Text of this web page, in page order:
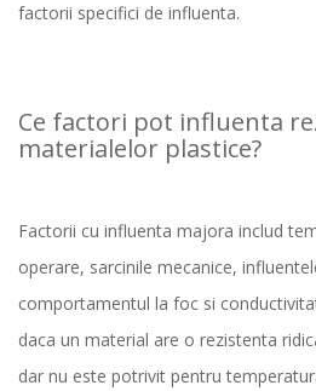
factorii specifici de influenta.
Ce factori pot influenta
materialelor plastice?
Factorii cu influenta majora includ
operare, sarcinile mecanice,
comportamentul la foc si
daca un material are o rezistenta
dar nu este potrivit pentru